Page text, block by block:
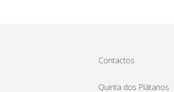
Contactos
Quinta dos Plátanos